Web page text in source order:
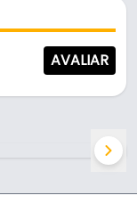
Granitos e
AVALIAR